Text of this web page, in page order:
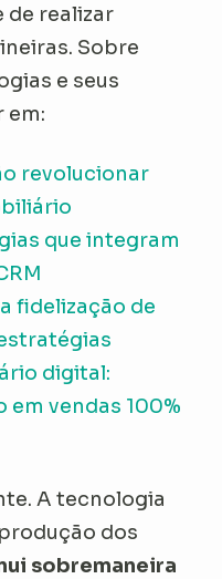
de realizar
Sobre
e seus
em:
revolucionar
que integram
fidelização de
digital:
em vendas 100%
A tecnologia
dos
sobremaneira